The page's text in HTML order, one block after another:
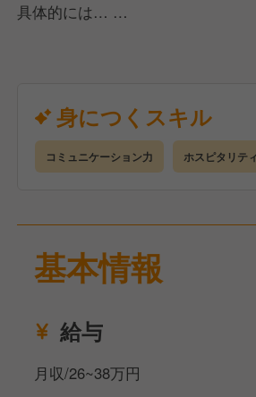
具体的には…
・売上、利益管理
・スタッフの採用、育成 など
まずはスタッフとたくさんコミュ
などさまざまなマネジメント業務
きます！
身につくスキル
コミュニケーション力 ホスピタリティ
基本情報
給与
月収/26~38万円